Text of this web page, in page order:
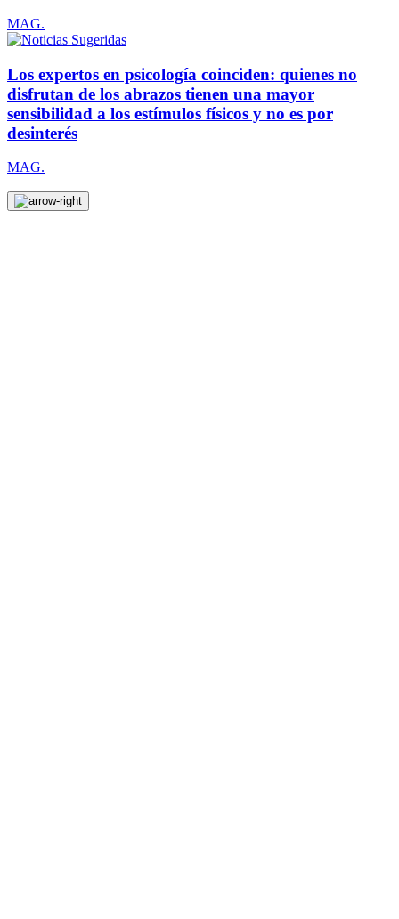
MAG.
Los expertos en psicología coinciden: quienes no
disfrutan de los abrazos tienen una mayor
sensibilidad a los estímulos físicos y no es por
desinterés
MAG.